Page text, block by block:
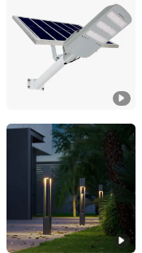
Zhongshan
Guangdong, China
Jiangsu Shanhao
Jiangsu, China